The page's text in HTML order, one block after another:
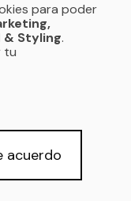
para poder
& Styling.
tu
acuerdo